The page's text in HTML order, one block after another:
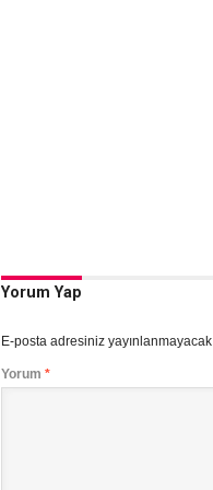
Yorum Yap
E-posta adresiniz yayınlanmayacak.
Yorum *